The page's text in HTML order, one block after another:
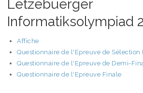
Lëtzebuerger
Informatiksolympiad
Affiche
Questionnaire de l'Epreuve de
Questionnaire de l'Epreuve de Demi-
Questionnaire de l'Epreuve Finale